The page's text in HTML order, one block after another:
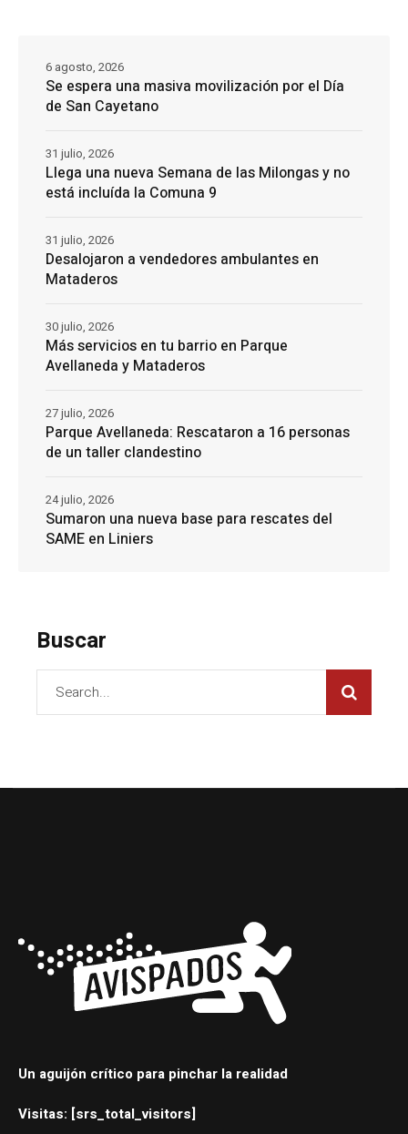
Se espera una masiva movilización por el Día
de San Cayetano
6 agosto, 2026
Llega una nueva Semana de las Milongas y no
está incluída la Comuna 9
31 julio, 2026
Desalojaron a vendedores ambulantes en
Mataderos
31 julio, 2026
Más servicios en tu barrio en Parque
Avellaneda y Mataderos
30 julio, 2026
Parque Avellaneda: Rescataron a 16 personas
de un taller clandestino
27 julio, 2026
Sumaron una nueva base para rescates del
SAME en Liniers
24 julio, 2026
Buscar
Un aguijón crítico para pinchar la realidad
Visitas: [srs_total_visitors]